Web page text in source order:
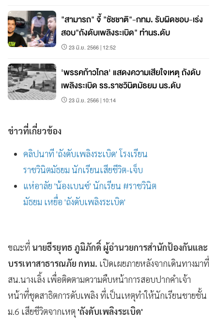
"สามารถ" จี้ "ชัชชาติ"-กทม. รับผิดชอบ-เร่ง
สอบ"ถังดับเพลิงระเบิด" ทำนร.ดับ
23 มิ.ย. 2566 | 12:52
'พรรคก้าวไกล' แสดงความเสียใจเหตุ ถังดับ
เพลิงระเบิด รร.ราชวินิตมัธยม นร.ดับ
23 มิ.ย. 2566 | 10:14
ข่าวที่เกี่ยวข้อง
คลิปนาที 'ถังดับเพลิงระเบิด' โรงเรียน
ราชวินิตมัธยม นักเรียนเสียชีวิต-เจ็บ
แห่อาลัย 'น้องเบนซ์' นักเรียน #ราชวินิต
มัธยม เหยื่อ 'ถังดับเพลิงระเบิด'
ขณะที่ นายธีรยุทธ ภูมิภักดิ์ ผู้อำนวยการสำนักป้องกันและ
บรรเทาสาธารณภัย​ กทม.​ เปิดเผยภายหลังจากเดินทางมาที่
สน.นางเลิ้ง​ เพื่อติดตามความคืบหน้าการสอบปากคำเจ้า
หน้าที่ชุดสาธิตการดับเพลิง​ ที่เป็นเหตุทำให้นักเรียนชายชั้น
ม.​6​ เสียชีวิต​จากเหตุ 'ถังดับเพลิงระเบิด'